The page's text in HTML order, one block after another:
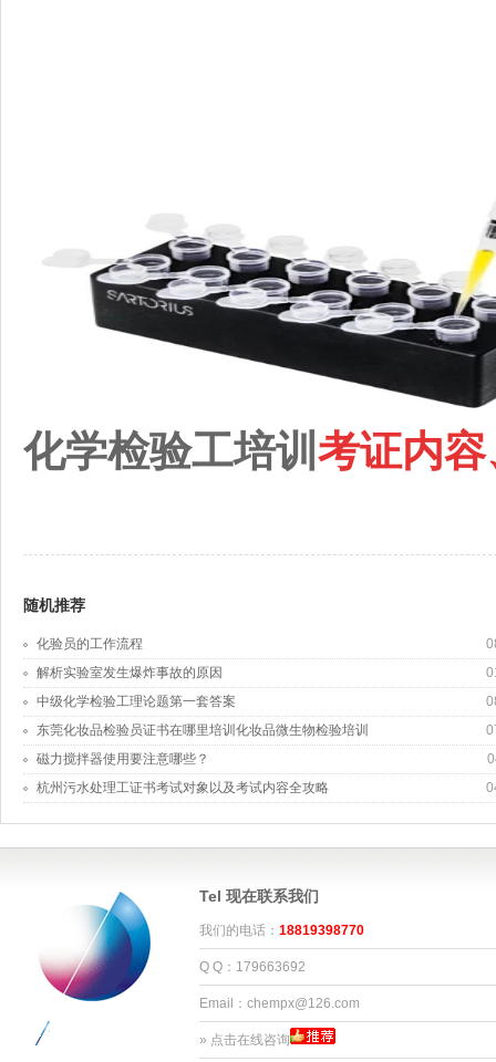
化学检验工培训 考证内容
随机推荐
化验员的工作流程
解析实验室发生爆炸事故的原因
中级化学检验工理论题第一套答案
东莞化妆品检验员证书在哪里培训化妆品微生物检验培训
磁力搅拌器使用要注意哪些？
杭州污水处理工证书考试对象以及考试内容全攻略
Tel 现在联系我们
我们的电话： 18819398770
Q Q：179663692
Email：chempx@126.com
» 点击在线咨询